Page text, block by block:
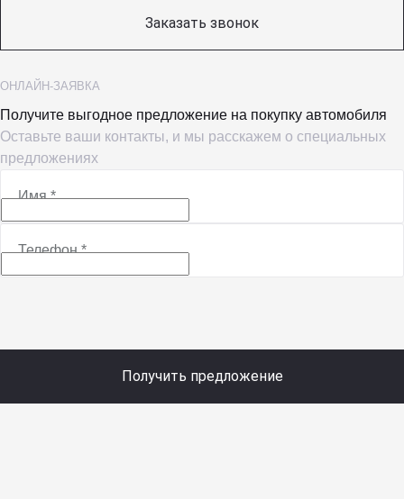
Заказать звонок
ОНЛАЙН-ЗАЯВКА
Получите выгодное предложение на покупку автомобиля
Оставьте ваши контакты, и мы расскажем о специальных
предложениях
Имя*
Телефон*
Получить предложение